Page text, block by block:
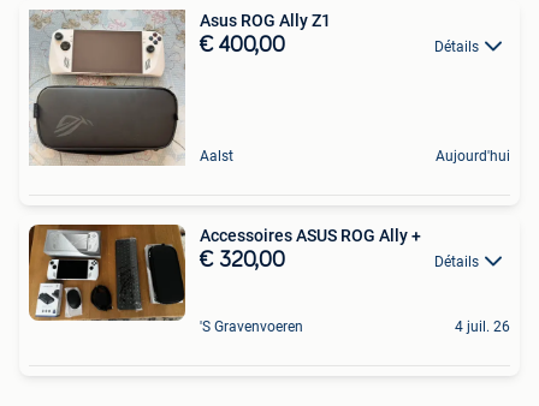
Asus ROG Ally Z1
€ 400,00 Détails
Aalst Aujourd'hui
Accessoires ASUS ROG Ally +
€ 320,00 Détails
'S Gravenvoeren 4 juil. 26